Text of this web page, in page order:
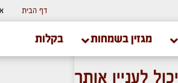
דף הבית
מגזין בשמחות בקלות
יכול לעניין אותך